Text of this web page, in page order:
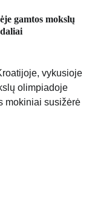
gamtos mokslų
vykusioje
olimpiadoje
mokiniai susižėrė